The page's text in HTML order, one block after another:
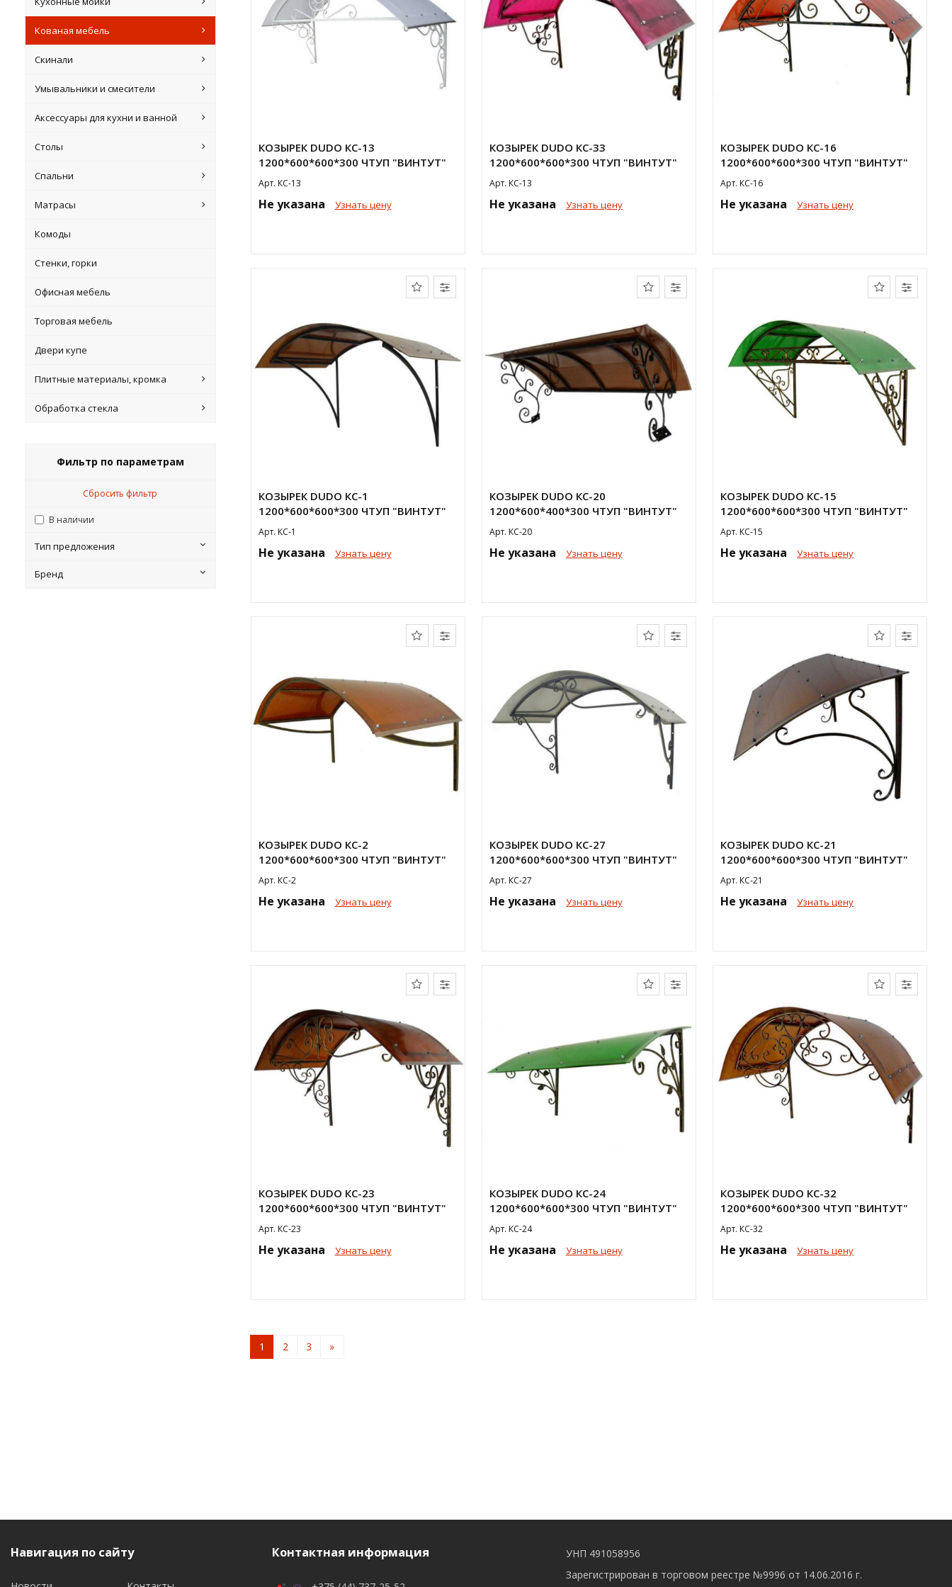
Кованая мебель
Скинали
Умывальники и смесители
Аксессуары для кухни и ванной
Столы
Спальни
Матрасы
Комоды
Стенки, горки
Офисная мебель
Торговая мебель
Двери купе
Плитные материалы, кромка
Обработка стекла
Фильтр по параметрам
Сбросить фильтр
В наличии
Тип предложения
Бренд
КОЗЫРЕК DUDO КС-13
1200*600*600*300 ЧТУП "ВИНТУТ"
Арт. КС-13
Не указана Узнать цену
КОЗЫРЕК DUDO КС-33
1200*600*600*300 ЧТУП "ВИНТУТ"
Арт. КС-13
Не указана Узнать цену
КОЗЫРЕК DUDO КС-16
1200*600*600*300 ЧТУП "ВИНТУТ"
Арт. КС-16
Не указана Узнать цену
КОЗЫРЕК DUDO КС-1
1200*600*600*300 ЧТУП "ВИНТУТ"
Арт. КС-1
Не указана Узнать цену
КОЗЫРЕК DUDO КС-20
1200*600*400*300 ЧТУП "ВИНТУТ"
Арт. КС-20
Не указана Узнать цену
КОЗЫРЕК DUDO КС-15
1200*600*600*300 ЧТУП "ВИНТУТ"
Арт. КС-15
Не указана Узнать цену
КОЗЫРЕК DUDO КС-2
1200*600*600*300 ЧТУП "ВИНТУТ"
Арт. КС-2
Не указана Узнать цену
КОЗЫРЕК DUDO КС-27
1200*600*600*300 ЧТУП "ВИНТУТ"
Арт. КС-27
Не указана Узнать цену
КОЗЫРЕК DUDO КС-21
1200*600*600*300 ЧТУП "ВИНТУТ"
Арт. КС-21
Не указана Узнать цену
КОЗЫРЕК DUDO КС-23
1200*600*600*300 ЧТУП "ВИНТУТ"
Арт. КС-23
Не указана Узнать цену
КОЗЫРЕК DUDO КС-24
1200*600*600*300 ЧТУП "ВИНТУТ"
Арт. КС-24
Не указана Узнать цену
КОЗЫРЕК DUDO КС-32
1200*600*600*300 ЧТУП "ВИНТУТ"
Арт. КС-32
Не указана Узнать цену
1 2 3 »
УНП 491058956
Зарегистрирован в торговом реестре №9996 от 14.06.2016 г.
Навигация по сайту Контактная информация